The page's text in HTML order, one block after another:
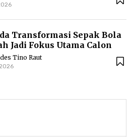
Transformasi Sepak Bola
Jadi Fokus Utama Calon
Askab PSSI Ketapang
Tino Raut